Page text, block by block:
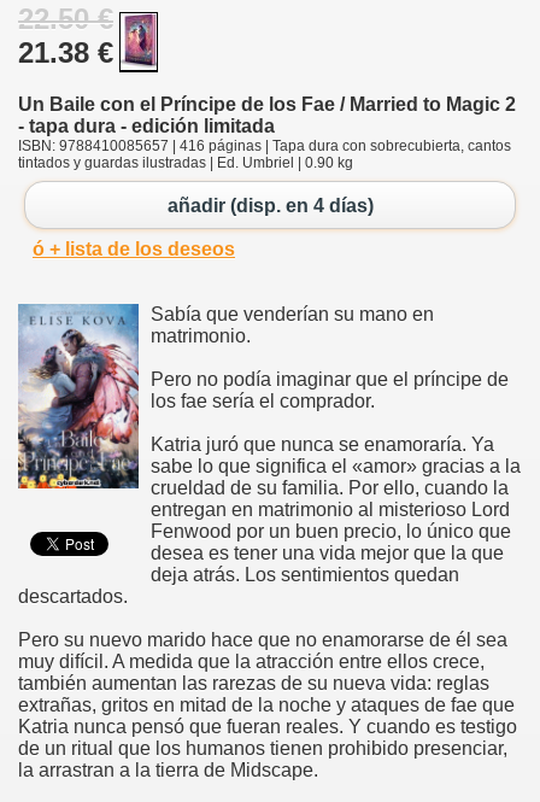
22.50 €
21.38 €
Un Baile con el Príncipe de los Fae / Married to Magic 2
- tapa dura - edición limitada
ISBN: 9788410085657 | 416 páginas | Tapa dura con sobrecubierta, cantos
tintados y guardas ilustradas | Ed. Umbriel | 0.90 kg
añadir (disp. en 4 días)
ó + lista de los deseos
Sabía que venderían su mano en
matrimonio.
Pero no podía imaginar que el príncipe de
los fae sería el comprador.
Katria juró que nunca se enamoraría. Ya
sabe lo que significa el «amor» gracias a la
crueldad de su familia. Por ello, cuando la
entregan en matrimonio al misterioso Lord
Fenwood por un buen precio, lo único que
desea es tener una vida mejor que la que
deja atrás. Los sentimientos quedan
descartados.
Pero su nuevo marido hace que no enamorarse de él sea
muy difícil. A medida que la atracción entre ellos crece,
también aumentan las rarezas de su nueva vida: reglas
extrañas, gritos en mitad de la noche y ataques de fae que
Katria nunca pensó que fueran reales. Y cuando es testigo
de un ritual que los humanos tienen prohibido presenciar,
la arrastran a la tierra de Midscape.